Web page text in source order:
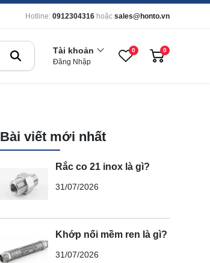
Hotline: 0912304316 hoặc sales@honto.vn
Tài khoản
Đăng Nhập
0 0
Bài viết mới nhất
Rắc co 21 inox là gì?
31/07/2026
Khớp nối mềm ren là gì?
31/07/2026